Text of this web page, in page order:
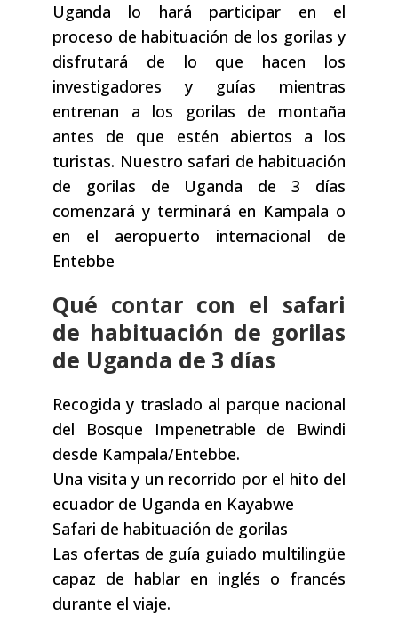
Uganda lo hará participar en el
proceso de habituación de los gorilas y
disfrutará de lo que hacen los
investigadores y guías mientras
entrenan a los gorilas de montaña
antes de que estén abiertos a los
turistas. Nuestro safari de habituación
de gorilas de Uganda de 3 días
comenzará y terminará en Kampala o
en el aeropuerto internacional de
Entebbe
Qué contar con el safari
de habituación de gorilas
de Uganda de 3 días
Recogida y traslado al parque nacional
del Bosque Impenetrable de Bwindi
desde Kampala/Entebbe.
Una visita y un recorrido por el hito del
ecuador de Uganda en Kayabwe
Safari de habituación de gorilas
Las ofertas de guía guiado multilingüe
capaz de hablar en inglés o francés
durante el viaje.